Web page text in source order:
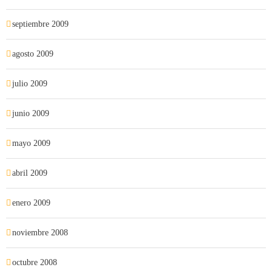
septiembre 2009
agosto 2009
julio 2009
junio 2009
mayo 2009
abril 2009
enero 2009
noviembre 2008
octubre 2008